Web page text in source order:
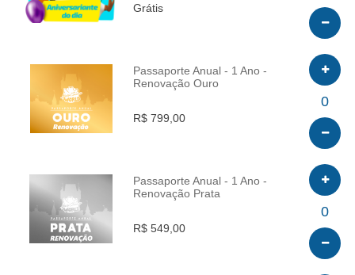
Grátis
INFO
Passaporte Anual - 1 Ano -
Renovação Ouro
R$ 799,00
0
INFO
Passaporte Anual - 1 Ano -
Renovação Prata
R$ 549,00
0